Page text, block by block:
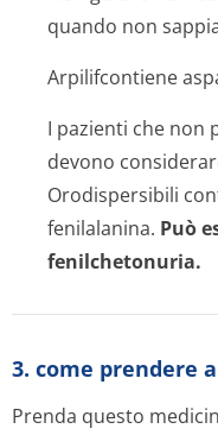
quando non
Arpilifcontiene
I pazienti che non
devono
Orodispersibili
fenilalanina. Può
fenilchetonuria.
3. come prendere
Prenda questo